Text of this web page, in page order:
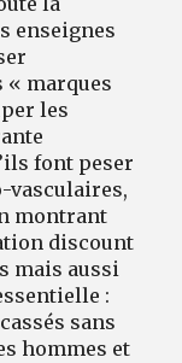
enseignes
marques
les
font peser
vasculaires,
montrant
discount
mais aussi
:
sans
hommes et